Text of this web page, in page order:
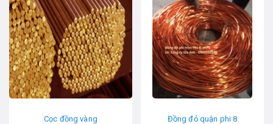
Cọc đồng vàng Đồng đỏ quận phi 8